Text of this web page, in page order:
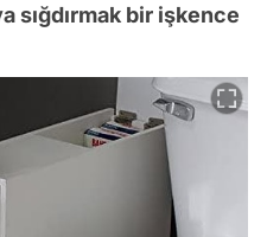
sığdırmak bir işkence